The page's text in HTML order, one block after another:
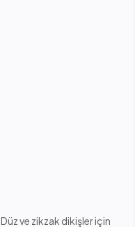
Düz ve zikzak dikişler için